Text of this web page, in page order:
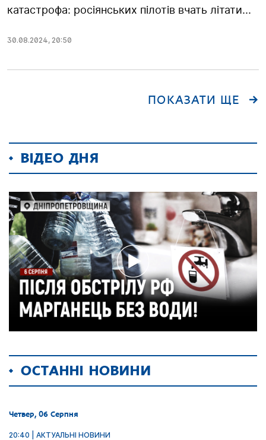
катастрофа: росіянських пілотів вчать літати...
30.08.2024, 20:50
ПОКАЗАТИ ЩЕ
ВІДЕО ДНЯ
ОСТАННІ НОВИНИ
Четвер, 06 Серпня
20:40 | АКТУАЛЬНІ НОВИНИ